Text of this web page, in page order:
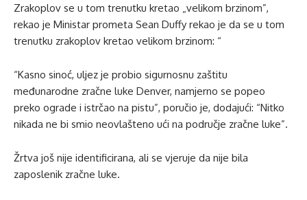
Zrakoplov se u tom trenutku kretao „velikom brzinom”,
rekao je Ministar prometa Sean Duffy rekao je da se u tom
trenutku zrakoplov kretao velikom brzinom: “
“Kasno sinoć, uljez je probio sigurnosnu zaštitu
međunarodne zračne luke Denver, namjerno se popeo
preko ograde i istrčao na pistu”, poručio je, dodajući: “Nitko
nikada ne bi smio neovlašteno ući na područje zračne luke”.
Žrtva još nije identificirana, ali se vjeruje da nije bila
zaposlenik zračne luke.